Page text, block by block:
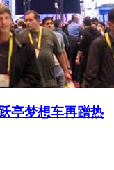
亭梦想车再蹭热